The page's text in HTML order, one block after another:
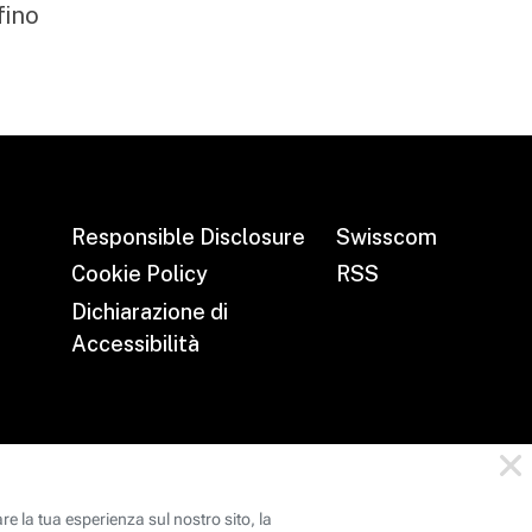
Responsible Disclosure
Cookie Policy
Dichiarazione di
Accessibilità
Swisscom
RSS